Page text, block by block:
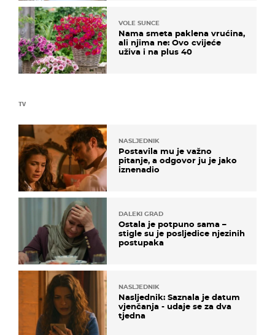
TV
NASLJEDNIK
Postavila mu je važno
pitanje, a odgovor ju je jako
iznenadio
DALEKI GRAD
Ostala je potpuno sama –
stigle su je posljedice njezinih
postupaka
NASLJEDNIK
Nasljednik: Saznala je datum
vjenčanja - udaje se za dva
tjedna
VOLE SUNCE
Nama smeta paklena vrućina,
ali njima ne: Ovo cvijeće
uživa i na plus 40